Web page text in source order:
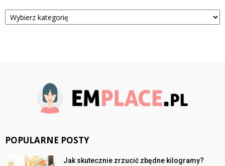
Kategorie
POPULARNE POSTY
Jak skutecznie zrzucić zbędne kilogramy?